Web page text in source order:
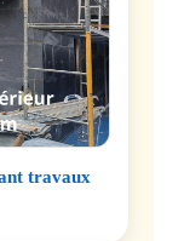
travaux